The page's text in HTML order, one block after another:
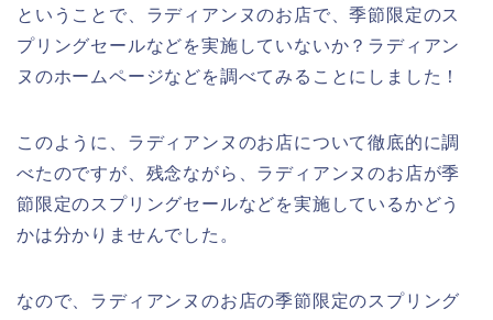
ということで、ラディアンヌのお店で、季節限定のス
プリングセールなどを実施していないか？ラディアン
ヌのホームページなどを調べてみることにしました！
このように、ラディアンヌのお店について徹底的に調
べたのですが、残念ながら、ラディアンヌのお店が季
節限定のスプリングセールなどを実施しているかどう
かは分かりませんでした。
なので、ラディアンヌのお店の季節限定のスプリング